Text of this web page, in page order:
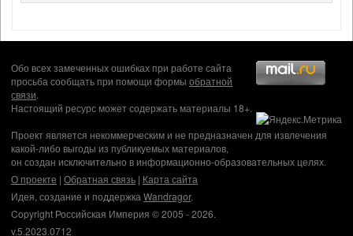
Обо всех замеченных ошибках при работе сайта
просьба сообщать при помощи формы обратной
связи.
Настоящий ресурс может содержать материалы 18+.
Проект является некоммерческим и не предназначен для извлечения
какой-либо выгоды из публикуемых материалов,
он создан исключительно в информационно-образовательных целях.
О проекте | Обратная связь | Карта сайта
Идея, создание и поддержкаWandragor.
Copyright Российская Империя © 2005 - 2026.
v.5.2023.0712